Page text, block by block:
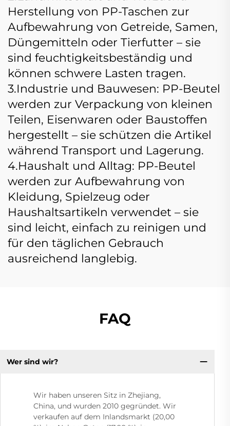
Herstellung von PP-Taschen zur
Aufbewahrung von Getreide, Samen,
Düngemitteln oder Tierfutter – sie
sind feuchtigkeitsbeständig und
können schwere Lasten tragen.
3.Industrie und Bauwesen: PP-Beutel
werden zur Verpackung von kleinen
Teilen, Eisenwaren oder Baustoffen
hergestellt – sie schützen die Artikel
während Transport und Lagerung.
4.Haushalt und Alltag: PP-Beutel
werden zur Aufbewahrung von
Kleidung, Spielzeug oder
Haushaltsartikeln verwendet – sie
sind leicht, einfach zu reinigen und
für den täglichen Gebrauch
ausreichend langlebig.
FAQ
Wer sind wir?
Wir haben unseren Sitz in Zhejiang,
China, und wurden 2010 gegründet. Wir
verkaufen auf dem Inlandsmarkt (20,00